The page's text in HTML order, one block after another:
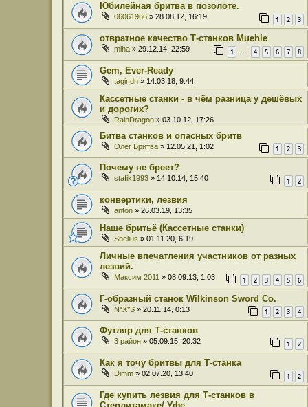
Юбилейная бритва в позолоте.
06061966 » 28.08.12, 16:19 1 2 3
отвратное качество Т-станков Muehle
miha » 29.12.14, 22:59 1 … 4 5 6 7 8
Gem, Ever-Ready
tagir.dn » 14.03.18, 9:44
Кассетные станки - в чём разница у дешёвых
и дорогих?
RainDragon » 03.10.12, 17:26
Битва станков и опасных бритв
Олег Бритва » 12.05.21, 1:02 1 2 3
Почему не бреет?
stafik1993 » 14.10.14, 15:40 1 2
конвертики, лезвия
anton » 26.03.19, 13:35
Наше бритьё (Кассетные станки)
Snelius » 01.11.20, 6:19
Личные впечатления участников от разных
лезвий.
Максим 2011 » 08.09.13, 1:03 1 2 3 4 5 6
Г-образный станок Wilkinson Sword Co.
N*X*S » 20.11.14, 0:13 1 2 3 4
Футляр для Т-станков
3 район » 05.09.15, 20:32 1 2
Как я точу бритвы для Т-станка
Dimm » 02.07.20, 13:40 1 2
Где купить лезвия для Т-станков в